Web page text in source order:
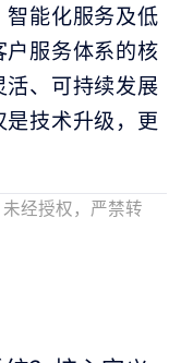
能化服务及低
服务体系的核
、可持续发展
技术升级，更
经授权，严禁转